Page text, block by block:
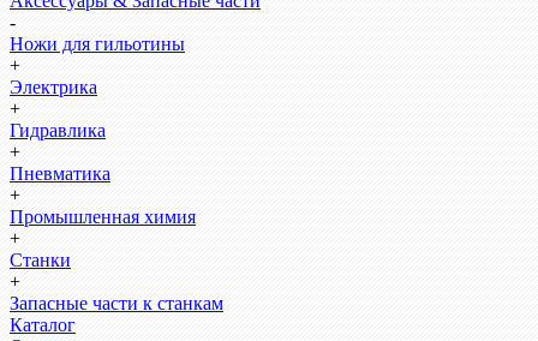
-
Ножи для гильотины
+
Электрика
+
Гидравлика
+
Пневматика
+
Промышленная химия
+
Станки
+
Запасные части к станкам
Каталог